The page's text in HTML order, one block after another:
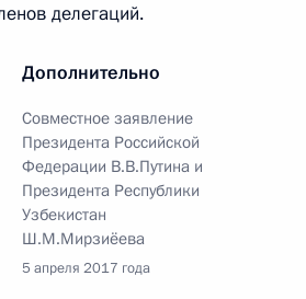
делегаций.
Дополнительно
Совместное заявление
Президента Российской
Федерации В.В.Путина и
Президента Республики
Узбекистан
Ш.М.Мирзиёева
5 апреля 2017 года